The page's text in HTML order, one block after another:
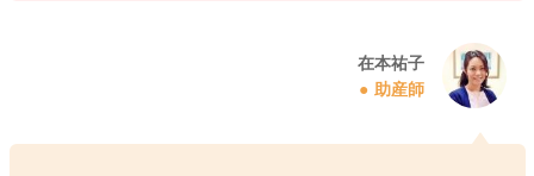
母乳外来や助産院で分泌やおっぱいトラブルの有無をみてもら
便秘がある場合には、小児科でグリセリン浣腸をかけてもら
在本祐子
助産師